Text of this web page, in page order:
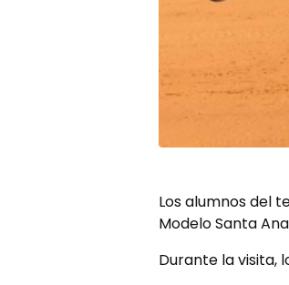
Los alumnos del
Modelo Santa
Durante la visita,